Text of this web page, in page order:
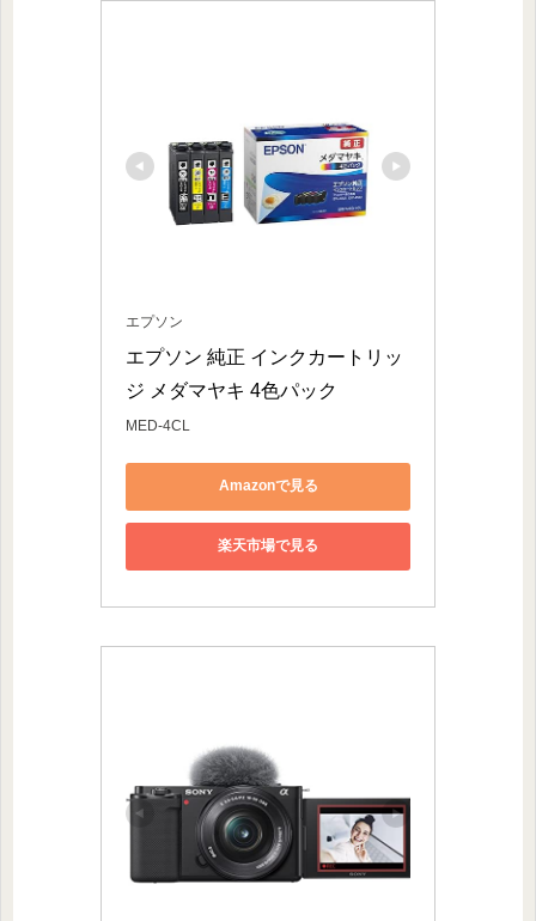
エプソン
エプソン 純正 インクカートリッ
ジ メダマヤキ 4色パック
MED-4CL
Amazonで見る
楽天市場で見る